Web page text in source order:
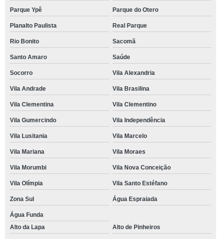
Parque Ypê Parque do Otero
Planalto Paulista Real Parque
Rio Bonito Sacomã
Santo Amaro Saúde
Socorro Vila Alexandria
Vila Andrade Vila Brasilina
Vila Clementina Vila Clementino
Vila Gumercindo Vila Independência
Vila Lusitania Vila Marcelo
Vila Mariana Vila Moraes
Vila Morumbi Vila Nova Conceição
Vila Olímpia Vila Santo Estéfano
Zona Sul Água Espraiada
Água Funda
Alto da Lapa
Alto de Pinheiros